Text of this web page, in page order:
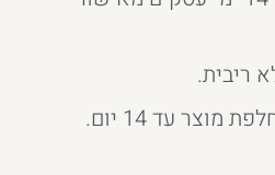
החזר כספי / החלפת מוצר עד 14 יום.